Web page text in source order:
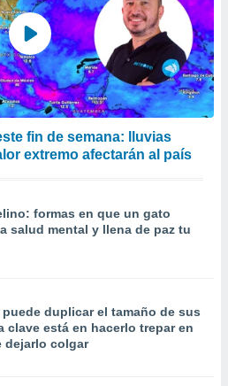
fin de semana: lluvias
extremo afectarán al país
formas en que un gato
salud mental y llena de paz tu
puede duplicar el tamaño de sus
clave está en hacerlo trepar en
dejarlo colgar